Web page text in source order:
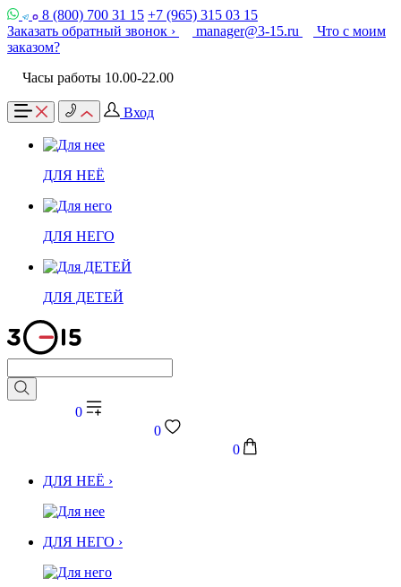
8 (800) 700 31 15 +7 (965) 315 03 15
Заказать обратный звонок ›
manager@3-15.ru
Что с моим
заказом?
Часы работы 10.00-22.00
Вход
ДЛЯ НЕЁ
ДЛЯ НЕГО
ДЛЯ ДЕТЕЙ
0
0
0
ДЛЯ НЕЁ ›
ДЛЯ НЕГО ›